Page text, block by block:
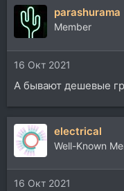
parashurama
Member
16 Окт 2021
А бывают дешевые
electrical
Well-Known
16 Окт 2021